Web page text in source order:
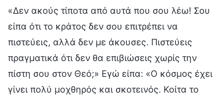
«Δεν ακούς τίποτα από αυτά που σου λέω! Σου
είπα ότι το κράτος δεν σου επιτρέπει να
πιστεύεις, αλλά δεν με άκουσες. Πιστεύεις
πραγματικά ότι δεν θα επιβιώσεις χωρίς την
πίστη σου στον Θεό;» Εγώ είπα: «Ο κόσμος έχει
γίνει πολύ μοχθηρός και σκοτεινός. Κοίτα το